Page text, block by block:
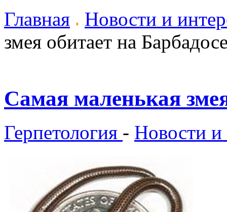
Главная
Новости и
змея обитает на
Самая маленькая
Герпетология - Новости и